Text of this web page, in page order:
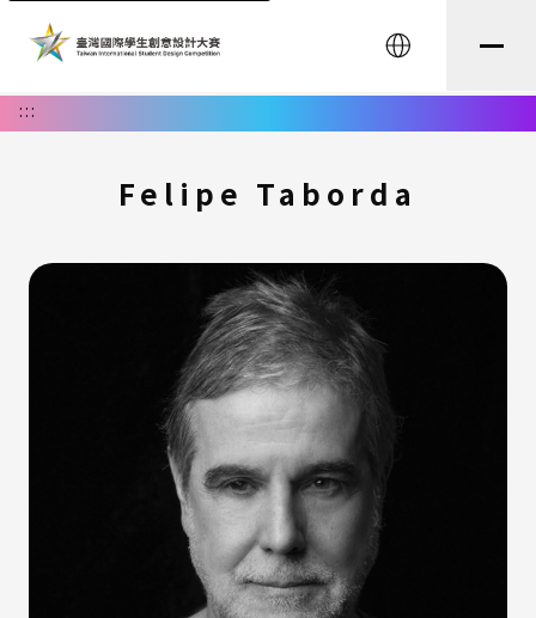
English
:::
Felipe Taborda